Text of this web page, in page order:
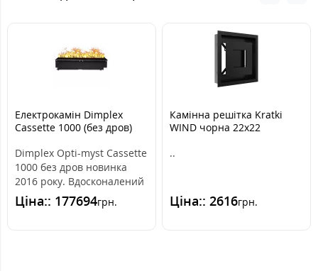
Електрокамін Dimplex
Cassette 1000 (без дров)
Dimplex Opti-myst Cassette
1000 без дров новинка
2016 року. Вдосконалений
електрокамін на базі
неодн..
Ціна:: 177694грн.
Камінна решітка Kratki
WIND чорна 22x22
..
Ціна:: 2616грн.